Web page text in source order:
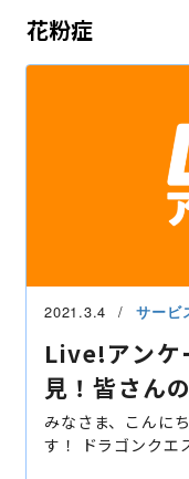
花粉症
2021.3.4 サービ
Live!アンケ
見！皆さん
ださい！ア
みなさま、こんに
す！ ドラゴンクエストタクトのガチャでハーゴン当た